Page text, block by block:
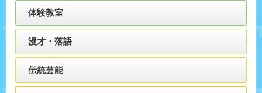
体験教室
漫才・落語
伝統芸能